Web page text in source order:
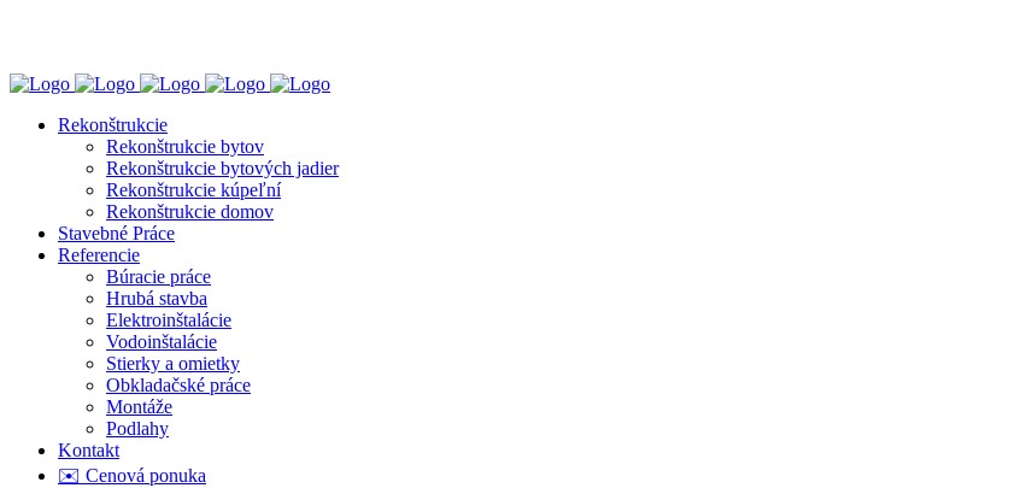
Rekonštrukcie
Rekonštrukcie bytov
Rekonštrukcie bytových jadier
Rekonštrukcie kúpeľní
Rekonštrukcie domov
Stavebné Práce
Referencie
Búracie práce
Hrubá stavba
Elektroinštalácie
Vodoinštalácie
Stierky a omietky
Obkladačské práce
Montáže
Podlahy
Kontakt
✉️ Cenová ponuka